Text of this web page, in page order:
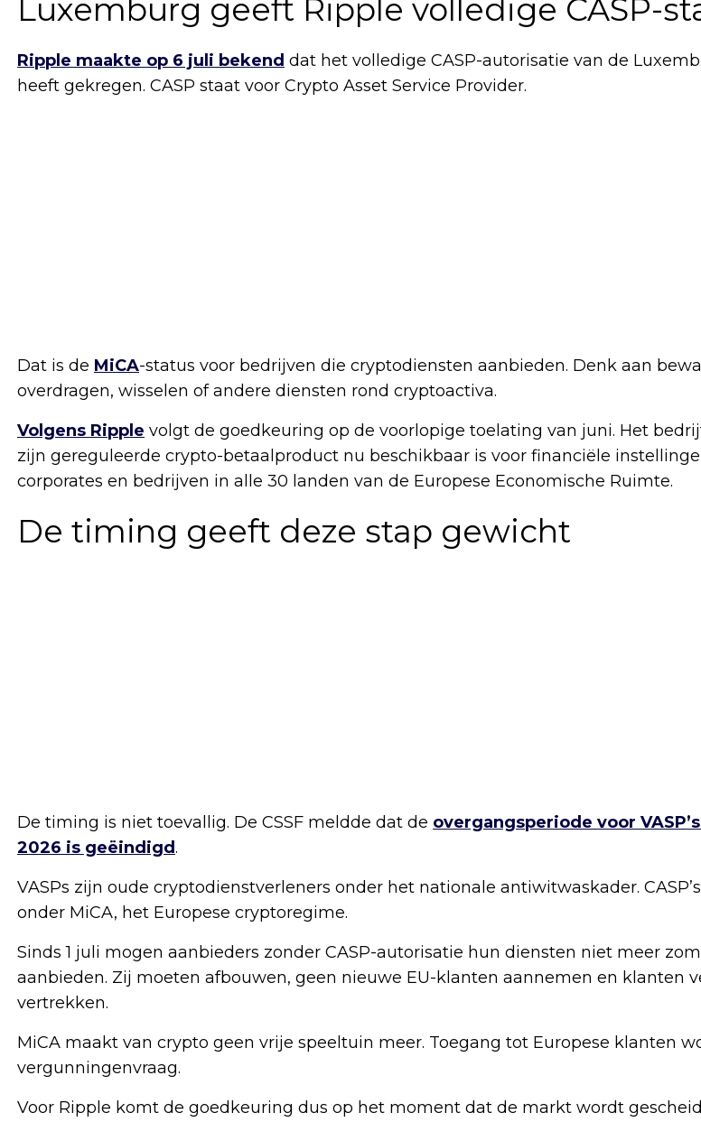
Luxemburg geeft Ripple volledige CASP-
Ripple maakte op 6 juli bekend dat het volledige CASP-autorisatie van de
heeft gekregen. CASP staat voor Crypto Asset Service Provider.
Dat is de MiCA-status voor bedrijven die cryptodiensten aanbieden. Denk aan
overdragen, wisselen of andere diensten rond cryptoactiva.
Volgens Ripple volgt de goedkeuring op de voorlopige toelating van juni. Het
zijn gereguleerde crypto-betaalproduct nu beschikbaar is voor financiële
corporates en bedrijven in alle 30 landen van de Europese Economische Ruimte.
De timing geeft deze stap gewicht
De timing is niet toevallig. De CSSF meldde dat de overgangsperiode voor
2026 is geëindigd.
VASPs zijn oude cryptodienstverleners onder het nationale antiwitwaskader.
onder MiCA, het Europese cryptoregime.
Sinds 1 juli mogen aanbieders zonder CASP-autorisatie hun diensten niet meer
aanbieden. Zij moeten afbouwen, geen nieuwe EU-klanten aannemen en klanten
vertrekken.
MiCA maakt van crypto geen vrije speeltuin meer. Toegang tot Europese klanten
vergunningenvraag.
Voor Ripple komt de goedkeuring dus op het moment dat de markt wordt